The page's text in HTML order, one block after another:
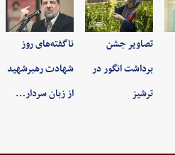
تصاویر جشن
برداشت انگور در
ترشیز
ناگفته‌های روز
شهادت رهبرشهید
از زبان سردار…